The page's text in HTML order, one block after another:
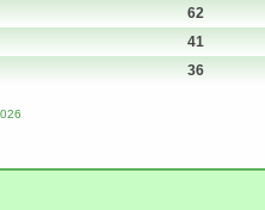
62
41
36